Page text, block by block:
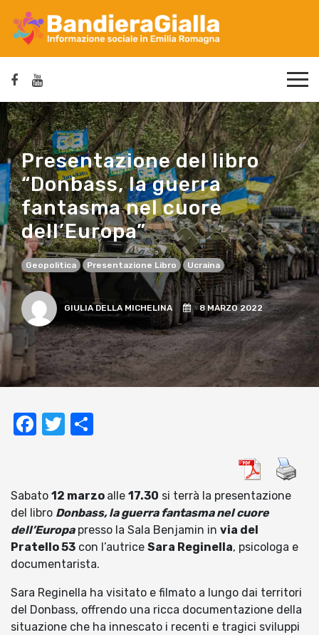
Presentazione del libro
“Donbass, la guerra
fantasma nel cuore
dell’Europa”
Geopolitica Presentazione Libro Ucraina
GIULIA DELLA MICHELINA 8 MARZO 2022
Facebook
Twitter
Sabato 12 marzo alle 17.30 si terrà la presentazione
del libro Donbass, la guerra fantasma nel cuore
dell’Europapresso la Sala Benjamin in via del
Pratello 53 con l’autrice Sara Reginella, psicologa e
documentarista.
Sara Reginella ha visitato e filmato a lungo dai territori
del Donbass, offrendo una ricca documentazione della
situazione che ha innescato i recenti e tragici sviluppi